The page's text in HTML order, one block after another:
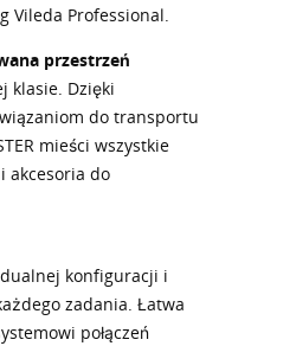
Vileda Professional.
przestrzeń
klasie. Dzięki
do transportu
mieści wszystkie
akcesoria do
konfiguracji i
zadania. Łatwa
połączeń